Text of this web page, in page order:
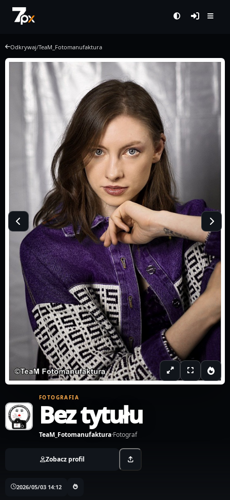
Odkrywaj/TeaM_Fotomanufaktura
FOTOGRAFIA
Bez tytułu
TeaM_Fotomanufaktura·Fotograf
Zobacz profil
2026/05/03 14:12